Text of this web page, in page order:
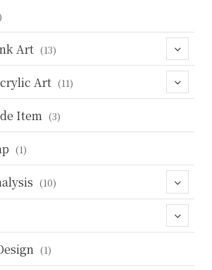
Art (13)
(4) Art (11)
(3)
(3)
Item (3)
(1)
(10)
(1)